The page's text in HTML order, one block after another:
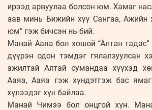
ирээд арвуулаа болсон юм. Хамаг
аав минь Бижийн хүү Сангаа, Ажийн
юм” гэж бичсэн нь бий.
Манай Ааяа бол хошой “Алтан гадас”
дүүрэн одон тэмдэг гялалзуулсан
ажилтай Алтай сумандаа хүүхэд
Ааяа, Ааяа гэж хүндэтгэж бас
хүлээдэг хүн байлаа.
Манай Чимээ бол онцгой хүн.